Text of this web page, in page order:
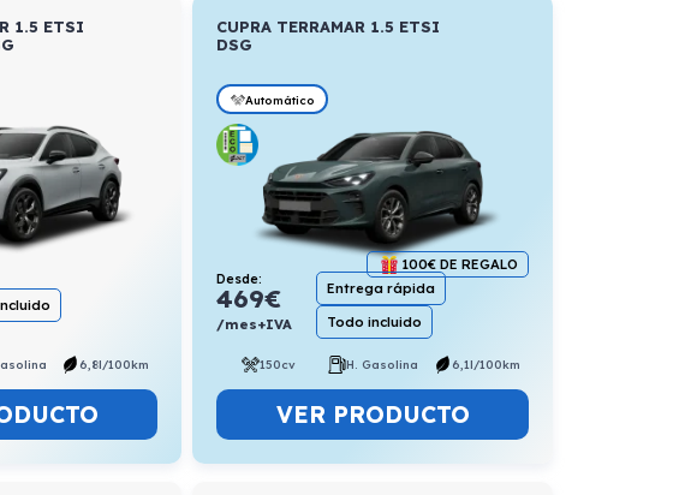
1.5 ETSI
6,8l/100km
CUPRA TERRAMAR 1.5 ETSI
DSG
Automático
100€ DE REGALO
Desde:
469€
/mes+IVA
Entrega rápida
Todo incluido
150cv H. Gasolina 6,1l/100km
VER PRODUCTO